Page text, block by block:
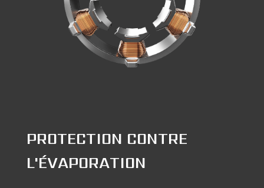
PROTECTION CONTRE
L'ÉVAPORATION